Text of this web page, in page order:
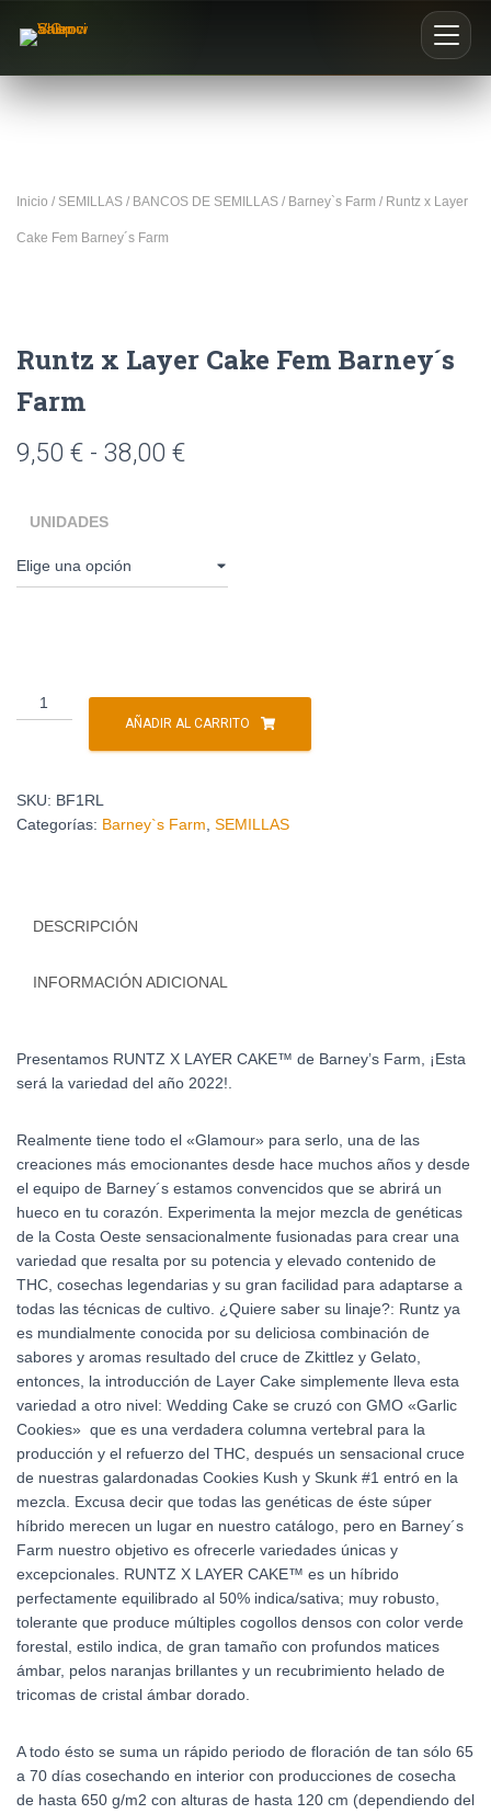
Inicio / SEMILLAS / BANCOS DE SEMILLAS / Barney`s Farm / Runtz x Layer
Cake Fem Barney´s Farm
Runtz x Layer Cake Fem Barney´s
Farm
9,50 € - 38,00 €
UNIDADES
AÑADIR AL CARRITO
SKU: BF1RL
Categorías: Barney`s Farm SEMILLAS
DESCRIPCIÓN
INFORMACIÓN ADICIONAL
Presentamos RUNTZ X LAYER CAKE™ de Barney’s Farm, ¡Esta
será la variedad del año 2022!.
Realmente tiene todo el «Glamour» para serlo, una de las
creaciones más emocionantes desde hace muchos años y desde
el equipo de Barney´s estamos convencidos que se abrirá un
hueco en tu corazón. Experimenta la mejor mezcla de genéticas
de la Costa Oeste sensacionalmente fusionadas para crear una
variedad que resalta por su potencia y elevado contenido de
THC, cosechas legendarias y su gran facilidad para adaptarse a
todas las técnicas de cultivo. ¿Quiere saber su linaje?: Runtz ya
es mundialmente conocida por su deliciosa combinación de
sabores y aromas resultado del cruce de Zkittlez y Gelato,
entonces, la introducción de Layer Cake simplemente lleva esta
variedad a otro nivel: Wedding Cake se cruzó con GMO «Garlic
Cookies» que es una verdadera columna vertebral para la
producción y el refuerzo del THC, después un sensacional cruce
de nuestras galardonadas Cookies Kush y Skunk #1 entró en la
mezcla. Excusa decir que todas las genéticas de éste súper
híbrido merecen un lugar en nuestro catálogo, pero en Barney´s
Farm nuestro objetivo es ofrecerle variedades únicas y
excepcionales. RUNTZ X LAYER CAKE™ es un híbrido
perfectamente equilibrado al 50% indica/sativa; muy robusto,
tolerante que produce múltiples cogollos densos con color verde
forestal, estilo indica, de gran tamaño con profundos matices
ámbar, pelos naranjas brillantes y un recubrimiento helado de
tricomas de cristal ámbar dorado.
A todo ésto se suma un rápido periodo de floración de tan sólo 65
a 70 días cosechando en interior con producciones de cosecha
de hasta 650 g/m2 con alturas de hasta 120 cm (dependiendo del